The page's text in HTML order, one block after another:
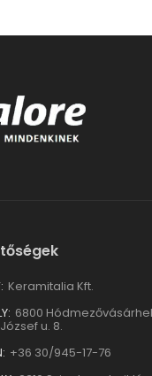
Keramitalia Kft.
6800
u. 8.
+36 30/945-17-76